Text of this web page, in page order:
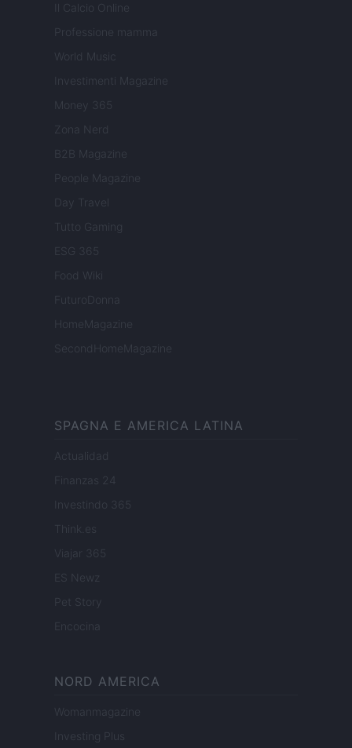
Il Calcio Online
Professione mamma
World Music
Investimenti Magazine
Money 365
Zona Nerd
B2B Magazine
People Magazine
Day Travel
Tutto Gaming
ESG 365
Food Wiki
FuturoDonna
HomeMagazine
SecondHomeMagazine
SPAGNA E AMERICA LATINA
Actualidad
Finanzas 24
Investindo 365
Think.es
Viajar 365
ES Newz
Pet Story
Encocina
NORD AMERICA
Womanmagazine
Investing Plus